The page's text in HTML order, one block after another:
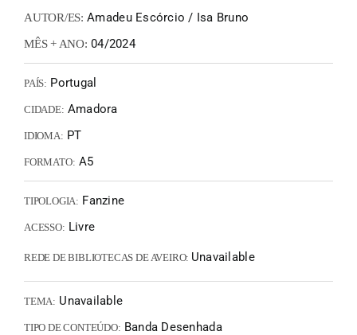
AUTOR/ES: Amadeu Escórcio / Isa Bruno
MÊS + ANO: 04/2024
PAÍS: Portugal
CIDADE: Amadora
IDIOMA: PT
FORMATO: A5
TIPOLOGIA: Fanzine
ACESSO: Livre
REDE DE BIBLIOTECAS DE AVEIRO: Unavailable
TEMA: Unavailable
TIPO DE CONTEÚDO: Banda Desenhada